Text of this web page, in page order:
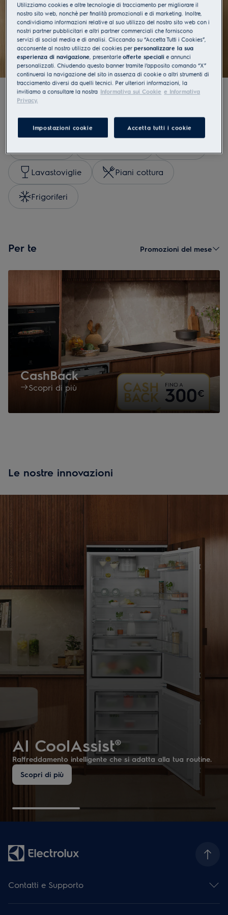
direttamente a casa tua
Esplora
Lavastoviglie Piani cottura
Frigoriferi
Per te Promozioni del mese
CashBack
Scopri di più
Le nostre innovazioni
AI CoolAssist®
Raffreddamento intelligente che si adatta alla tua routine.
Scopri di più
Contatti e Supporto
Utilizziamo cookies e altre tecnologie di tracciamento per migliorare il
nostro sito web, nonchè per finalità promozionali e di marketing. Inoltre,
condividiamo informazioni relative al suo utilizzo del nostro sito web con i
nostri partner pubblicitari e altri partner commerciali che forniscono
servizi di social media e di analisi. Cliccando su “Accetta Tutti i Cookies”,
acconsente al nostro utilizzo dei cookies perpersonalizzare la sua
esperienza di navigazione, presentarleofferte speciali e annunci
personalizzati. Chiudendo questo banner tramite l’apposito comando “X”
continuerai la navigazione del sito in assenza di cookie o altri strumenti di
tracciamento diversi da quelli tecnici. Per ulteriori informazioni, la
invitiamo a consultare la nostra Informativa sui Cookie e Informativa
Privacy.
Impostazioni cookie Accetta tutti i cookie